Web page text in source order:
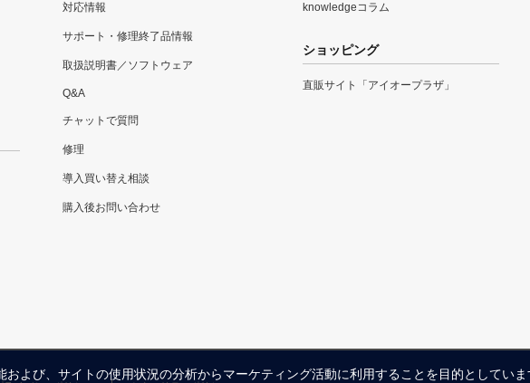
対応情報
サポート・修理終了品情報
取扱説明書／ソフトウェア
Q&A
チャットで質問
修理
導入買い替え相談
購入後お問い合わせ
knowledgeコラム
ショッピング
直販サイト「アイオープラザ」
よび、サイトの使用状況の分析からマーケティング活動に利用することを目的としていま